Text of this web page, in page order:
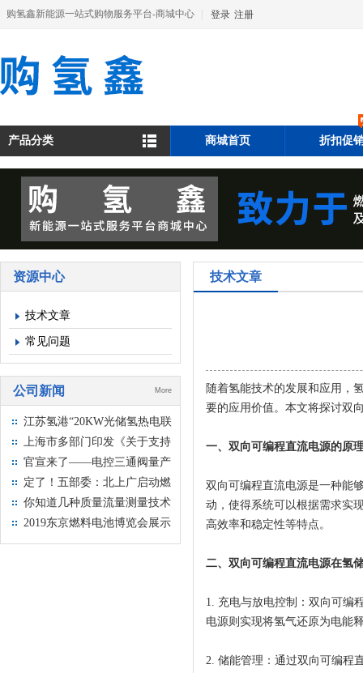
购氢鑫新能源一站式购物服务平台-商城中心 登录 注册
产品分类 商城首页 折扣促
资源中心
技术文章
常见问题
公司新闻 More
江苏氢港“20KW光储氢热电联
供系统“落地上海交大农学院
上海市多部门印发《关于支持
本市燃料电池汽车产业发展若
干政策》的通知
官宣来了——电控三通阀量产
在即！！！
定了！五部委：北上广启动燃
料电池汽车示范应用工作通知
你知道几种质量流量测量技术
2019东京燃料电池博览会展示
技术文章
随着氢能技术的发展和应用，
要的应用价值。本文将探讨双
一、双向可编程直流电源的原
双向可编程直流电源是一种能
动，使得系统可以根据需求实
高效率和稳定性等特点。
二、双向可编程直流电源在氢
1. 充电与放电控制：双向可编
电源则实现将氢气还原为电能
2. 储能管理：通过双向可编程